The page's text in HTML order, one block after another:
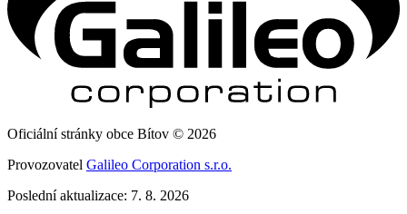
Oficiální stránky obce Bítov © 2026
Provozovatel Galileo Corporation s.r.o.
Poslední aktualizace: 7. 8. 2026